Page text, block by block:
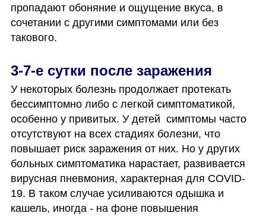
пропадают обоняние и ощущение вкуса, в
сочетании с другими симптомами или без
такового.
3-7-е сутки после заражения
У некоторых болезнь продолжает протекать
бессимптомно либо с легкой симптоматикой,
особенно у привитых. У детей  симптомы часто
отсутствуют на всех стадиях болезни, что
повышает риск заражения от них. Но у других
больных симптоматика нарастает, развивается
вирусная пневмония, характерная для COVID-
19. В таком случае усиливаются одышка и
кашель, иногда - на фоне повышения